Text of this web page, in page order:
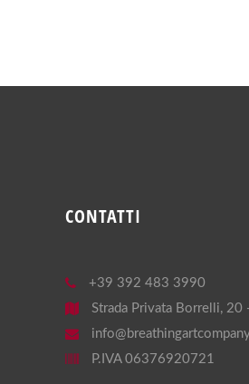
CONTATTI
+39 392 483 3990
Strada Privata Borrelli, 20
P.IVA 06376920721